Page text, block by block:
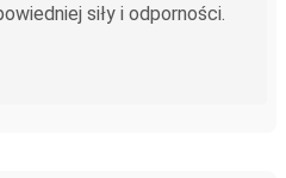
siły i odporności.